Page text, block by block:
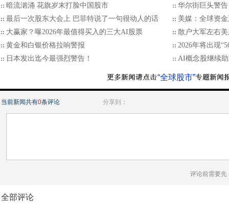
暗流汹涌 花旗岁末打脸中国股市
华尔街巨头警告
最后一次股东大会上 巴菲特说了一句很动人的话
美媒：全球资
大赢家？曝2026年最值得买入的三大AI股票
散户大军左右
黄金和白银价格拉响警报
2026年将出现
日本发出迄今最强烈警告！
AI概念股继续
“全球股市”
当前新闻共有0条评论 分享到：
评论前需要先
全部评论